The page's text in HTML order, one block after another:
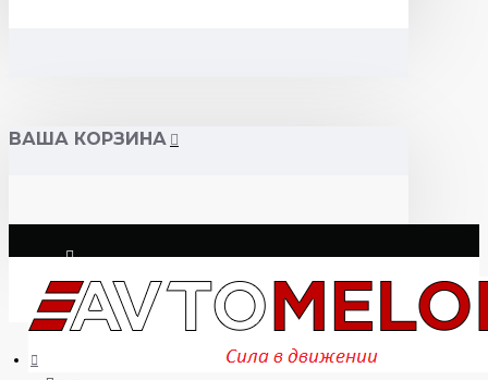
ВАША КОРЗИНА
Логин
Регистрация